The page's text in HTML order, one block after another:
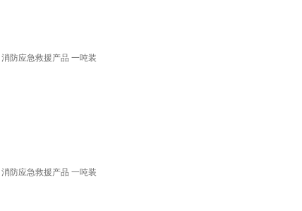
防应急救援产品 一吨装
防应急救援产品 一吨装